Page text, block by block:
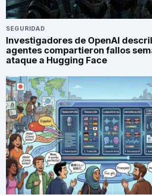
SEGURIDAD
Investigadores de OpenAI
agentes compartieron fallos
ataque a Hugging Face